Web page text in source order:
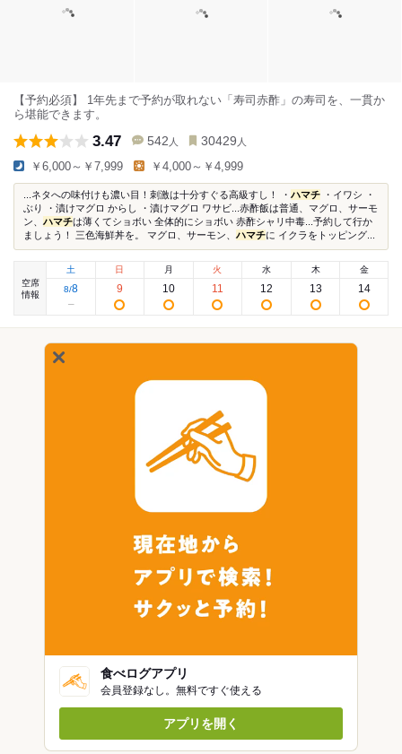
【予約必須】 1年先まで予約が取れない「寿司赤酢」の寿司を、一貫か
ら堪能できます。
3.47 542 人 30429 人
￥6,000～￥7,999 ￥4,000～￥4,999
...ネタへの味付けも濃い目！刺激は十分すぐる高級すし！ ・ ハマチ ・イワシ ・
ぶり ・漬けマグロ からし ・漬けマグロ ワサビ...赤酢飯は普通、マグロ、サーモ
ン、 ハマチは薄くてショボい 全体的にショボい 赤酢シャリ中毒...予約して行か
ましょう！ 三色海鮮丼を。 マグロ、サーモン、 ハマチに イクラをトッピング...
空席
情報
土
8/8
日
9
月
10
火
11
水
12
木
13
金
14
食べログアプリ
会員登録なし。無料ですぐ使える
アプリを開く